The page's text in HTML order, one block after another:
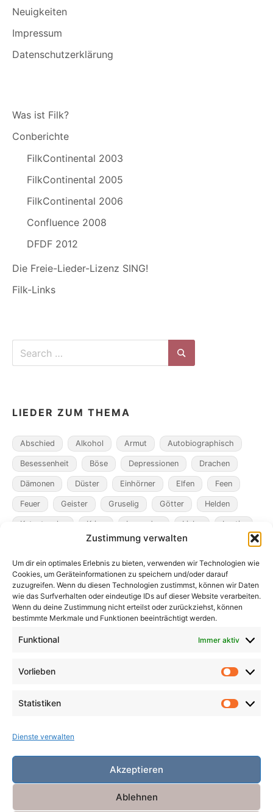
Zustimmung verwalten
Um dir ein optimales Erlebnis zu bieten, verwenden wir Technologien wie
Cookies, um Geräteinformationen zu speichern und/oder darauf
zuzugreifen. Wenn du diesen Technologien zustimmst, können wir Daten
wie das Surfverhalten oder eindeutige IDs auf dieser Website verarbeiten.
Wenn du deine Zustimmung nicht erteilst oder zurückziehst, können
bestimmte Merkmale und Funktionen beeinträchtigt werden.
Funktional Immer aktiv
Vorlieben
Statistiken
Dienste verwalten
Akzeptieren
Ablehnen
Neuigkeiten
Impressum
Datenschutzerklärung
Was ist Filk?
Conberichte
FilkContinental 2003
FilkContinental 2005
FilkContinental 2006
Confluence 2008
DFDF 2012
Die Freie-Lieder-Lizenz SING!
Filk-Links
Search
for:
Search
LIEDER ZUM THEMA
Abschied Alkohol Armut Autobiographisch
Besessenheit Böse Depressionen Drachen
Dämonen Düster Einhörner Elfen Feen
Feuer Geister Gruselig Götter Helden
Katastrophe Krieg Legenden Liebe Lustig
Metamorphosen Mord Pakte
Pandemie Pest Rache Rollenspiel Roman
Räuber Satire Schiffe Schräg Tiere
Tod Traum Verlust Verwechselte Identität